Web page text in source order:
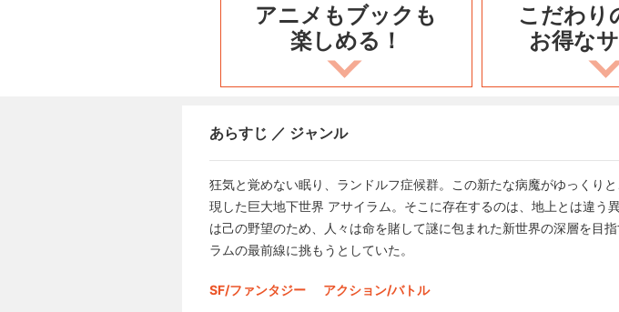
アニメもブックも
楽しめる！
こだわり
お得な
あらすじ ／ ジャンル
狂気と覚めない眠り、ランドルフ症候群。この新たな病魔がゆっくり
現した巨大地下世界 アサイラム。そこに存在するのは、地上とは違
は己の野望のため、人々は命を賭して謎に包まれた新世界の深層を目
ラムの最前線に挑もうとしていた。
SF/ファンタジー アクション/バトル